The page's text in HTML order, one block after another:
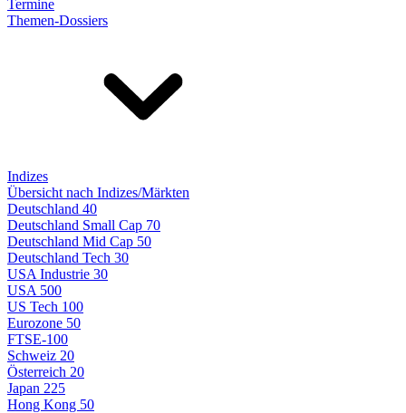
Termine
Themen-Dossiers
Indizes
Übersicht nach Indizes/Märkten
Deutschland 40
Deutschland Small Cap 70
Deutschland Mid Cap 50
Deutschland Tech 30
USA Industrie 30
USA 500
US Tech 100
Eurozone 50
FTSE-100
Schweiz 20
Österreich 20
Japan 225
Hong Kong 50